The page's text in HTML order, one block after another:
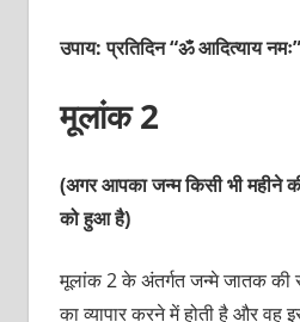
उपाय: प्रतिदिन “ॐ आदित्याय
मूलांक 2
(अगर आपका जन्म किसी भी महीने
को हुआ है)
मूलांक 2 के अंतर्गत जन्मे जातक की
का व्यापार करने में होती है और वह